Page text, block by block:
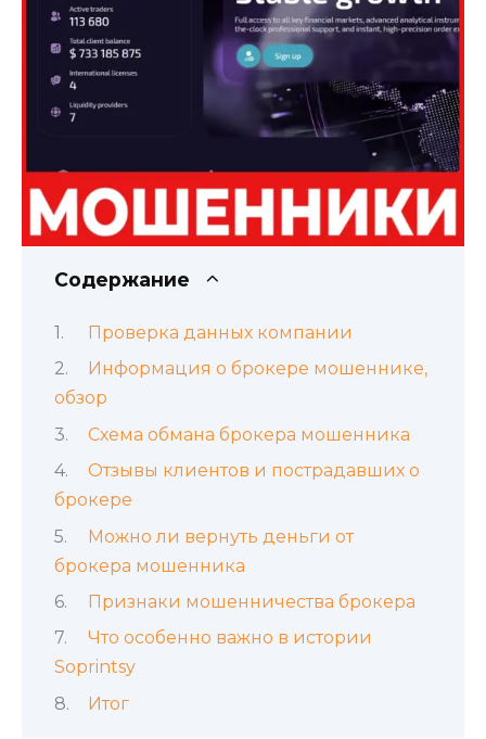
Содержание
Проверка данных компании
Информация о брокере мошеннике,
обзор
Схема обмана брокера мошенника
Отзывы клиентов и пострадавших о
брокере
Можно ли вернуть деньги от
брокера мошенника
Признаки мошенничества брокера
Что особенно важно в истории
Soprintsy
Итог